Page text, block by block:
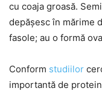
cu coaja groasă.
depășesc în mărime
fasole; au o formă
Conform studiilor
importantă de